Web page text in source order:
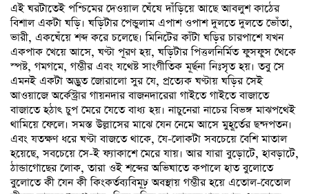
এই ঘরটাতেই পশ্চিমের দেওয়াল ঘেঁষে দাঁড়িয়ে আছে আবলুশ কাঠের
বিশাল একটা ঘড়ি। ঘড়িটার পেন্ডুলাম এপাশ ওপাশ দুলতে দুলতে ভোঁতা,
ভারী, একঘেঁয়ে শব্দ করে চলেছে। মিনিটের কাঁটা ঘড়ির চারপাশে যখন
একপাক খেয়ে আসে, ঘণ্টা পূরণ হয়, ঘড়িটার পিত্তলনির্মিত ফুসফুস থেকে
স্পষ্ট, গমগমে, গম্ভীর এবং যথেষ্ট সাংগীতিক মূর্ছনা নিঃসৃত হয়। তবু সে
এমনই একটা অদ্ভুত জোরালো সুর যে, প্রত্যেক ঘণ্টায় ঘড়ির সেই
আওয়াজে অর্কেস্ট্রার গায়নদার বাজনদারেরা গাইতে গাইতে বাজাতে
বাজাতে হঠাৎ চুপ মেরে যেতে বাধ্য হয়। নাচুনেরা নাচের বিভঙ্গ মাঝপথেই
থামিয়ে ফেলে। সমস্ত উল্লাসের মাঝে যেন নেমে আসে মুহূর্তের ছন্দপতন।
এবং যতক্ষণ ধরে ঘণ্টা বাজতে থাকে, যে-লোকটা সবচেয়ে বেশি মাতাল
হয়েছে, সবচেয়ে সে-ই ফ্যাকাশে মেরে যায়। আর যারা বুড়োটে, হাবড়াটে,
ঠান্ডাগোছের লোক, তারা ওই শব্দের অভিঘাতে কপালে হাত বুলোতে
বুলোতে কী যেন কী কিংকর্তব্যবিমূঢ় অবস্থায় গম্ভীর হয়ে এতোল-বেতোল